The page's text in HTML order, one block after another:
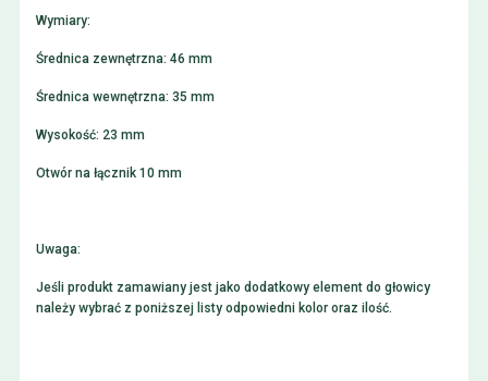
Wymiary:
Średnica zewnętrzna: 46 mm
Średnica wewnętrzna: 35 mm
Wysokość: 23 mm
Otwór na łącznik 10 mm
Uwaga:
Jeśli produkt zamawiany jest jako dodatkowy element do głowicy
należy wybrać z poniższej listy odpowiedni kolor oraz ilość.